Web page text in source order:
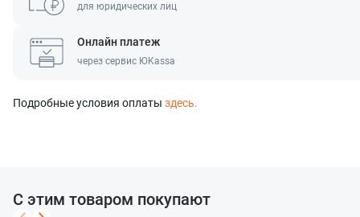
для юридических лиц
Онлайн платеж
через сервис ЮKassa
Подробные условия оплаты здесь.
С этим товаром покупают
Заказать звонок
Ваш номер телефона
Данные формы отправлены
Купить в 1 клик
Ваш номер телефона
Данные формы отправлены
Оставить заявку
Данные формы отправлены
Ваше имя
Комментарий